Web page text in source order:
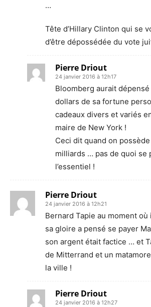
…
Tête d’Hillary Clinton qui se
d’être dépossédée du vote
Pierre Driout
24 janvier 2016 à 12h17
Bloomberg aurait
dollars de sa fortune
cadeaux divers et variés
maire de New York !
Ceci dit quand on
milliards … pas de quoi se
l’essentiel !
Pierre Driout
24 janvier 2016 à 12h21
Bernard Tapie au moment
sa gloire a pensé se payer
son argent était factice … et
de Mitterrand et un
la ville !
Pierre Driout
24 janvier 2016 à 12h27